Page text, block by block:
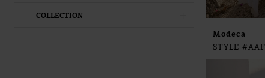
COLLECTION
Modeca
STYLE